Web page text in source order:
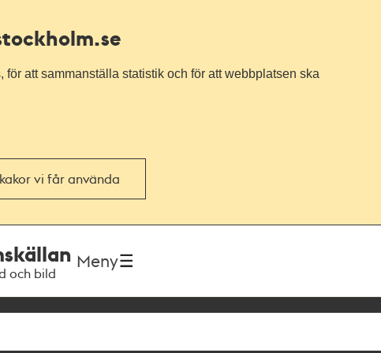
att sammanställa statistik och för att webbplatsen ska
vi får använda
och bild
Meny